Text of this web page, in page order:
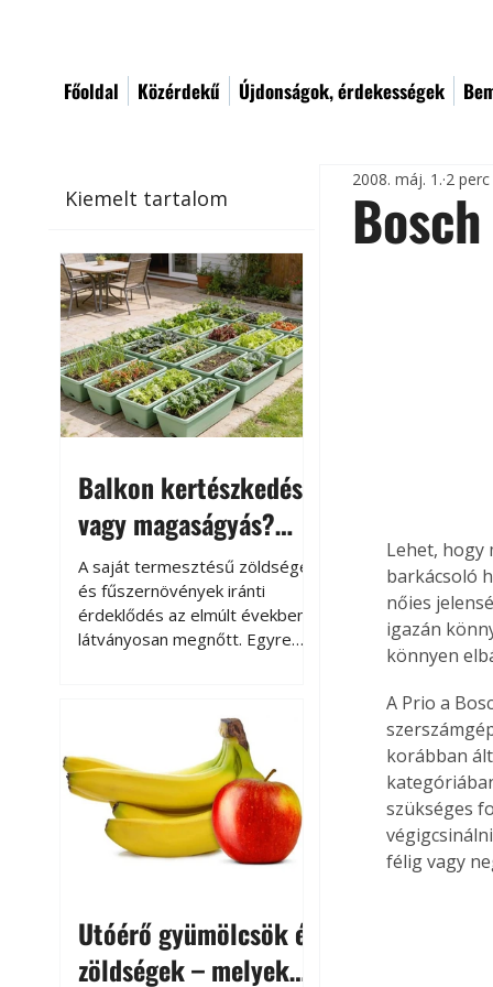
Főoldal Közérdekű Újdonságok, érdekességek
Kiemelt tartalom
Balkon kertészkedés
vagy magaságyás?
Helytakarékos
kertészkedés
A saját termesztésű zöldségek
és fűszernövények iránti
érdeklődés az elmúlt években
látványosan megnőtt. Egyre
kertészkedés sokak számára
kikapcsolódást és feltöltődést
is jelent.
Utóérő gyümölcsök és
zöldségek – melyek
2008. máj. 1. 2
Lehet, hogy
barkácsoló
nőies
igazán
könnyen
A Prio a
korábban
szükséges
félig vagy